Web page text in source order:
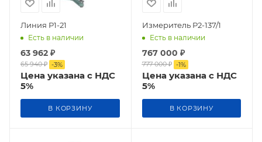
Линия Р1-21
Есть в наличии
63 962 ₽
65 940₽ -3%
Цена указана с НДС
5%
В КОРЗИНУ
Измеритель Р2-137/1
Есть в наличии
767 000 ₽
777 000₽ -1%
Цена указана с НДС
5%
В КОРЗИНУ